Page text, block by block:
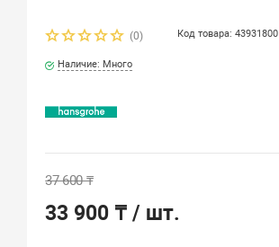
(0) Код товара: 43931800
Наличие: Много
37 600 ₸
33 900 ₸/ шт.